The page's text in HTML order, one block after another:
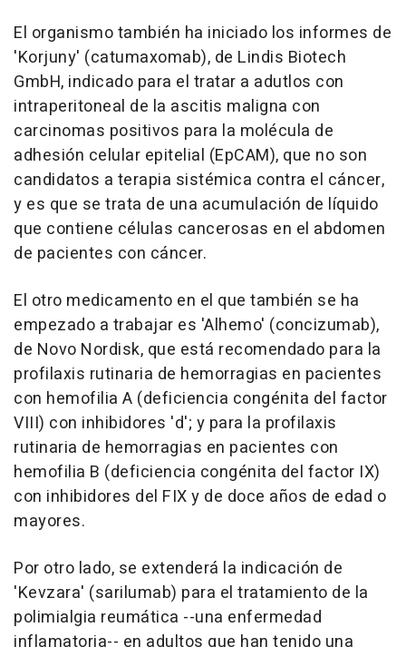
El organismo también ha iniciado los informes de
'Korjuny' (catumaxomab), de Lindis Biotech
GmbH, indicado para el tratar a adutlos con
intraperitoneal de la ascitis maligna con
carcinomas positivos para la molécula de
adhesión celular epitelial (EpCAM), que no son
candidatos a terapia sistémica contra el cáncer,
y es que se trata de una acumulación de líquido
que contiene células cancerosas en el abdomen
de pacientes con cáncer.
El otro medicamento en el que también se ha
empezado a trabajar es 'Alhemo' (concizumab),
de Novo Nordisk, que está recomendado para la
profilaxis rutinaria de hemorragias en pacientes
con hemofilia A (deficiencia congénita del factor
VIII) con inhibidores 'd'; y para la profilaxis
rutinaria de hemorragias en pacientes con
hemofilia B (deficiencia congénita del factor IX)
con inhibidores del FIX y de doce años de edad o
mayores.
Por otro lado, se extenderá la indicación de
'Kevzara' (sarilumab) para el tratamiento de la
polimialgia reumática --una enfermedad